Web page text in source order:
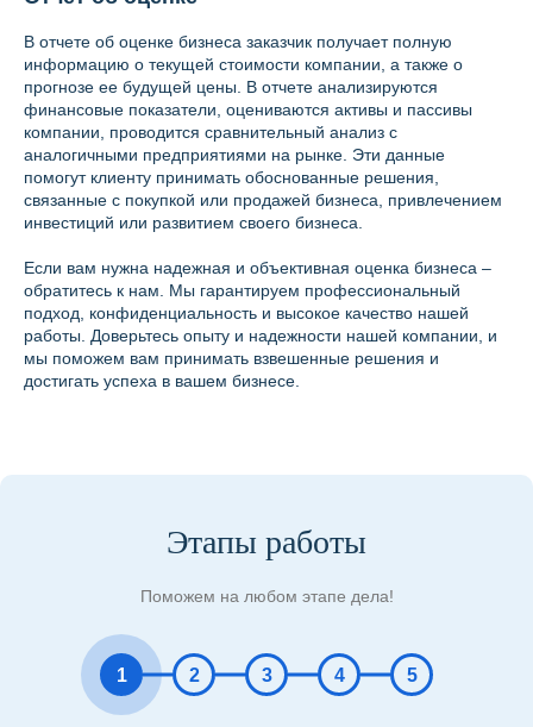
В отчете об оценке бизнеса заказчик получает полную
информацию о текущей стоимости компании, а также о
прогнозе ее будущей цены. В отчете анализируются
финансовые показатели, оцениваются активы и пассивы
компании, проводится сравнительный анализ с
аналогичными предприятиями на рынке. Эти данные
помогут клиенту принимать обоснованные решения,
связанные с покупкой или продажей бизнеса, привлечением
инвестиций или развитием своего бизнеса.
Если вам нужна надежная и объективная оценка бизнеса –
обратитесь к нам. Мы гарантируем профессиональный
подход, конфиденциальность и высокое качество нашей
работы. Доверьтесь опыту и надежности нашей компании, и
мы поможем вам принимать взвешенные решения и
достигать успеха в вашем бизнесе.
Этапы работы
Поможем на любом этапе дела!
1 2 3 4 5